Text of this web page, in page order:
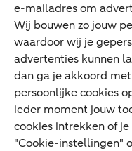
Veilig bankieren
Meest gezocht
Hypotheek
E.dentifier
Jaaroverzicht
Rood staan
e-mailadres om
Wij bouwen zo jouw
waardoor wij je
advertenties kunnen
dan ga je akkoord
persoonlijke cookies
ieder moment jouw
cookies intrekken of
"Cookie-instellingen"